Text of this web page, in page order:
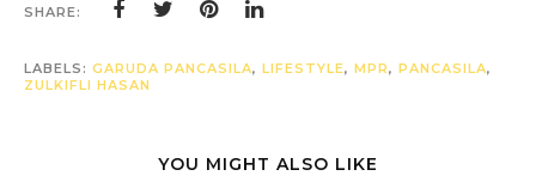
SHARE:
LABELS: GARUDA PANCASILA, LIFESTYLE, MPR, PANCASILA,
ZULKIFLI HASAN
YOU MIGHT ALSO LIKE